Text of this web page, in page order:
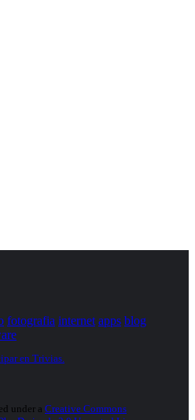
fotografia internet apps blog
en Trivias.
under a Creative Commons